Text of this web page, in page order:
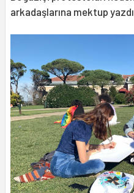
arkadaşlarına mektup yazdı.